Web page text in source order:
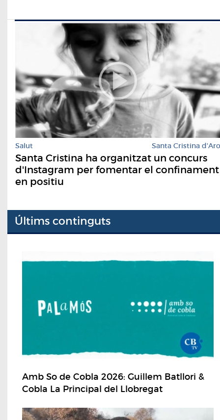
Salut Santa Cristina d'Aro
Santa Cristina ha organitzat un concurs
d'Instagram per fomentar el confinament
en positiu
Últims continguts
Amb So de Cobla 2026: Guillem Batllori &
Cobla La Principal del Llobregat